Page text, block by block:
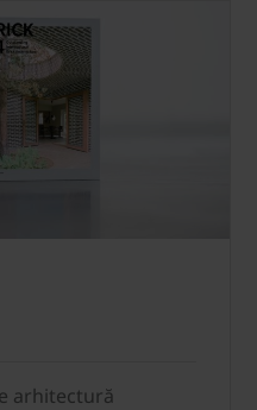
arhitectură